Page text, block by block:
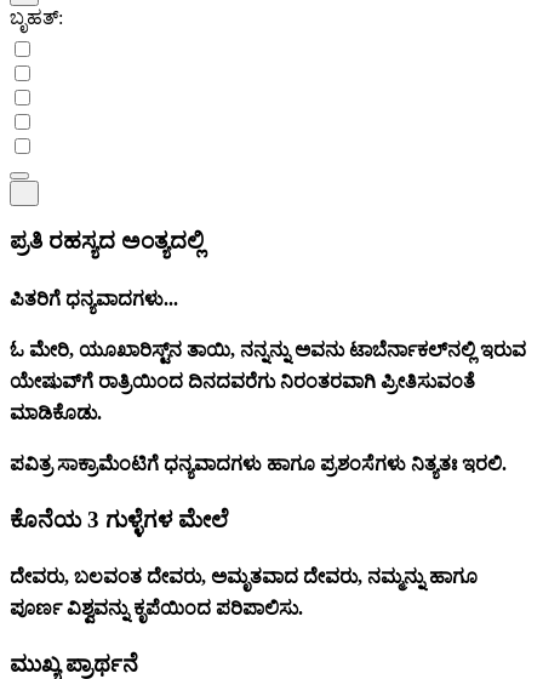
ಬೃಹತ್:
ಪ್ರತಿ ರಹಸ್ಯದ ಅಂತ್ಯದಲ್ಲಿ
ಪಿತರಿಗೆ ಧನ್ಯವಾದಗಳು...
ಓ ಮೇರಿ, ಯೂಖಾರಿಸ್ಟ್‌ನ ತಾಯಿ, ನನ್ನನ್ನು ಅವನು ಟಾಬೆರ್ನಾಕಲ್‌ನಲ್ಲಿ ಇರುವ
ಯೇಷುವ್‌ಗೆ ರಾತ್ರಿಯಿಂದ ದಿನದವರೆಗು ನಿರಂತರವಾಗಿ ಪ್ರೀತಿಸುವಂತೆ
ಮಾಡಿಕೊಡು.
ಪವಿತ್ರ ಸಾಕ್ರಾಮೆಂಟಿಗೆ ಧನ್ಯವಾದಗಳು ಹಾಗೂ ಪ್ರಶಂಸೆಗಳು ನಿತ್ಯತಃ ಇರಲಿ.
ಕೊನೆಯ 3 ಗುಳ್ಳೆಗಳ ಮೇಲೆ
ದೇವರು, ಬಲವಂತ ದೇವರು, ಅಮೃತವಾದ ದೇವರು, ನಮ್ಮನ್ನು ಹಾಗೂ
ಪೂರ್ಣ ವಿಶ್ವವನ್ನು ಕೃಪೆಯಿಂದ ಪರಿಪಾಲಿಸು.
ಮುಖ್ಯ ಪ್ರಾರ್ಥನೆ